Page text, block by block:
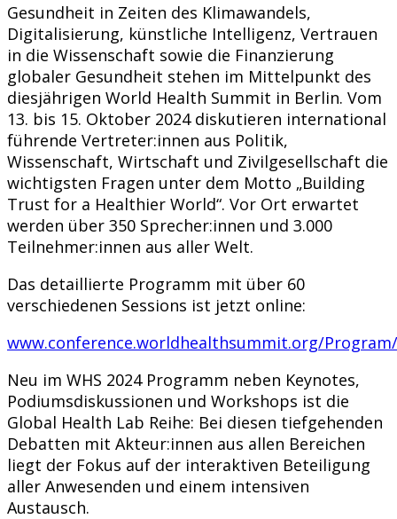
Gesundheit in Zeiten des Klimawandels,
Digitalisierung, künstliche Intelligenz, Vertrauen
in die Wissenschaft sowie die Finanzierung
globaler Gesundheit stehen im Mittelpunkt des
diesjährigen World Health Summit in Berlin. Vom
13. bis 15. Oktober 2024 diskutieren international
führende Vertreter:innen aus Politik,
Wissenschaft, Wirtschaft und Zivilgesellschaft die
wichtigsten Fragen unter dem Motto „Building
Trust for a Healthier World“. Vor Ort erwartet
werden über 350 Sprecher:innen und 3.000
Teilnehmer:innen aus aller Welt.
Das detaillierte Programm mit über 60
verschiedenen Sessions ist jetzt online:
www.conference.worldhealthsummit.org/Program/
Neu im WHS 2024 Programm neben Keynotes,
Podiumsdiskussionen und Workshops ist die
Global Health Lab Reihe: Bei diesen tiefgehenden
Debatten mit Akteur:innen aus allen Bereichen
liegt der Fokus auf der interaktiven Beteiligung
aller Anwesenden und einem intensiven
Austausch.